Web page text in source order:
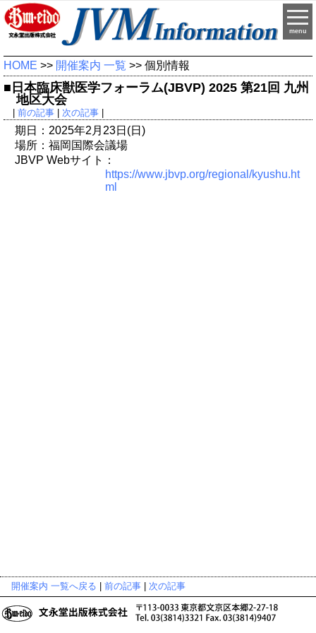
menu
HOME >> 開催案内 一覧 >> 個別情報
■日本臨床獣医学フォーラム(JBVP) 2025 第21回 九州
地区大会
| 前の記事| 次の記事|
期日：2025年2月23日(日)
場所：福岡国際会議場
JBVP Webサイト：
https://www.jbvp.org/regional/kyushu.ht
ml
開催案内 一覧へ戻る 前の記事 次の記事